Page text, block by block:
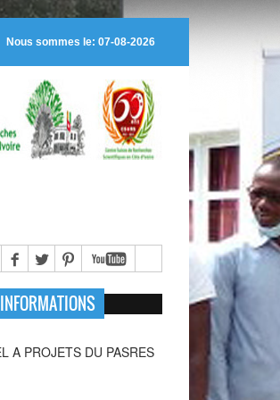
Nous sommes le: 07-08-2026
bourses de recherche à des jeunes chercheurs régulièrement
A PROJETS SUR LA